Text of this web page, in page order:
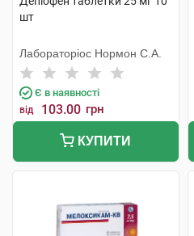
шт
Лабораторіос Нормон С.А.
Є в наявності
від 103.00 грн
КУПИТИ